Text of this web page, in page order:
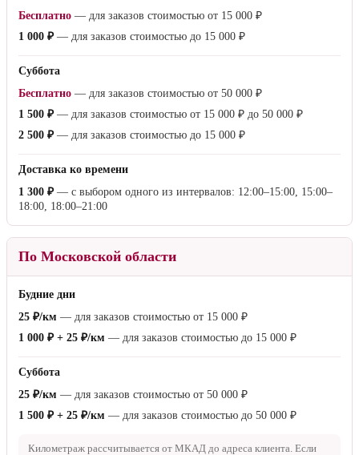
Бесплатно — для заказов стоимостью от 15 000 ₽
1 000 ₽— для заказов стоимостью до 15 000 ₽
Суббота
Бесплатно — для заказов стоимостью от 50 000 ₽
1 500 ₽— для заказов стоимостью от 15 000 ₽ до 50 000 ₽
2 500 ₽— для заказов стоимостью до 15 000 ₽
Доставка ко времени
1 300 ₽— с выбором одного из интервалов: 12:00–15:00, 15:00–
18:00, 18:00–21:00
По Московской области
Будние дни
25 ₽/км — для заказов стоимостью от 15 000 ₽
1 000 ₽ + 25 ₽/км — для заказов стоимостью до 15 000 ₽
Суббота
25 ₽/км — для заказов стоимостью от 50 000 ₽
1 500 ₽ + 25 ₽/км — для заказов стоимостью до 50 000 ₽
Километраж рассчитывается от МКАД до адреса клиента. Если